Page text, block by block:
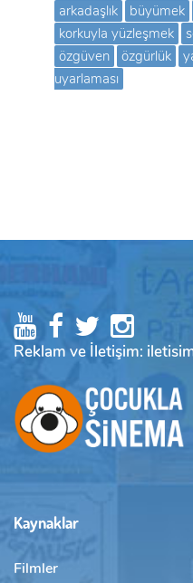
arkadaşlık büyümek
korkuyla yüzleşmek
özgüven
özgürlük
uyarlaması
Reklam ve İletişim:
Kaynaklar
Filmler